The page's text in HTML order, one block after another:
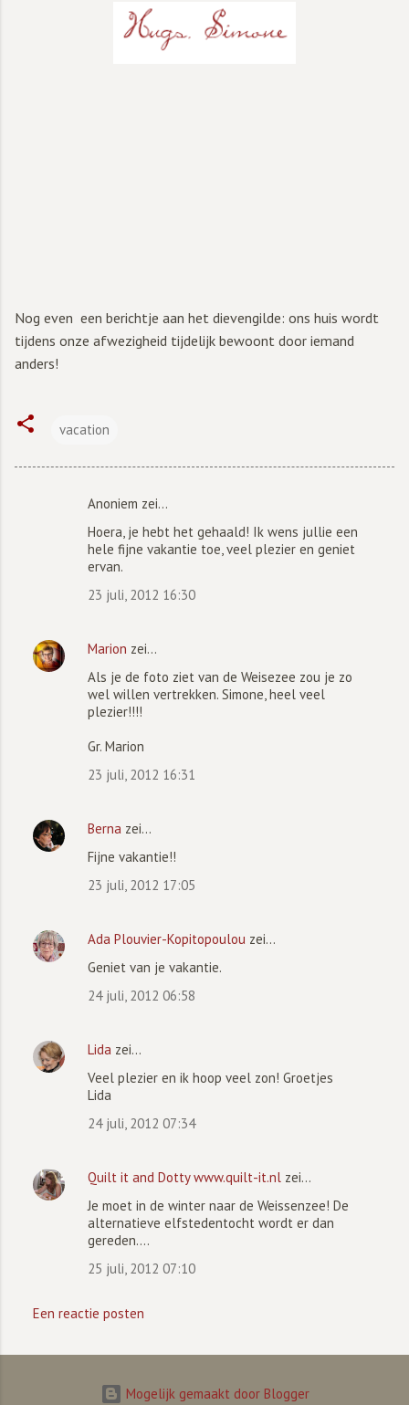
Nog even een berichtje aan het dievengilde: ons huis wordt
tijdens onze afwezigheid tijdelijk bewoont door iemand
anders!
vacation
e
Anoniem zei…
Hoera, je hebt het gehaald! Ik wens jullie een
hele fijne vakantie toe, veel plezier en geniet
ervan.
23 juli, 2012 16:30
Marion zei…
Als je de foto ziet van de Weisezee zou je zo
wel willen vertrekken. Simone, heel veel
plezier!!!!
Gr. Marion
23 juli, 2012 16:31
Berna zei…
Fijne vakantie!!
23 juli, 2012 17:05
Ada Plouvier-Kopitopoulou zei…
Geniet van je vakantie.
24 juli, 2012 06:58
Lida zei…
Veel plezier en ik hoop veel zon! Groetjes
Lida
24 juli, 2012 07:34
Quilt it and Dotty www.quilt-it.nl zei…
Je moet in de winter naar de Weissenzee! De
alternatieve elfstedentocht wordt er dan
gereden....
25 juli, 2012 07:10
Een reactie posten
Mogelijk gemaakt door Blogger